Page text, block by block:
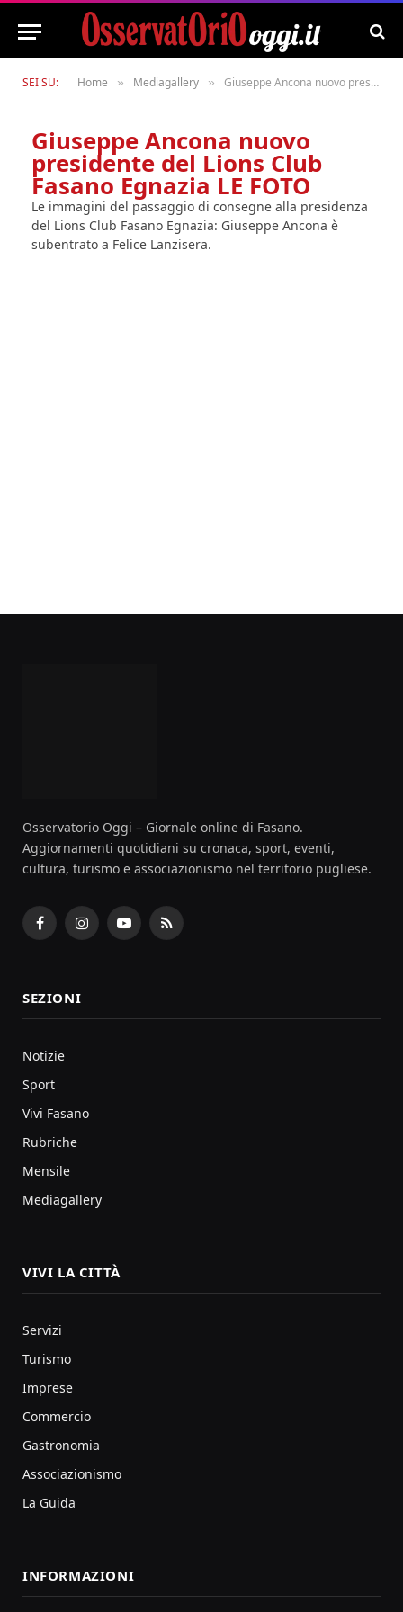
SEI SU: Home » Mediagallery » Giuseppe Ancona nuovo presidente del Lions Club Fasano Egnazia LE FOTO
Giuseppe Ancona nuovo
presidente del Lions Club
Fasano Egnazia LE FOTO
Le immagini del passaggio di consegne alla presidenza
del Lions Club Fasano Egnazia: Giuseppe Ancona è
subentrato a Felice Lanzisera.
Osservatorio Oggi – Giornale online di Fasano.
Aggiornamenti quotidiani su cronaca, sport, eventi,
cultura, turismo e associazionismo nel territorio pugliese.
FacebookInstagramYouTubeRSS
SEZIONI
Notizie
Sport
Vivi Fasano
Rubriche
Mensile
Mediagallery
VIVI LA CITTÀ
Servizi
Turismo
Imprese
Commercio
Gastronomia
Associazionismo
La Guida
INFORMAZIONI